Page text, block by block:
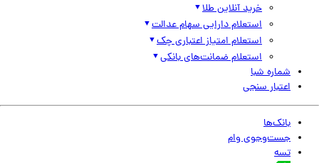
خرید آنلاین طلا
استعلام دارایی سهام عدالت
استعلام امتیاز اعتباری چک
استعلام ضمانت‌های بانکی
شماره شبا
اعتبار سنجی
بانک‌ها
جست‌وجوی وام
تسه